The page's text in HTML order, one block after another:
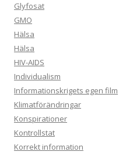
Glyfosat
GMO
Hälsa
Hälsa
HIV-AIDS
Individualism
Informationskrigets egen film
Klimatförändringar
Konspirationer
Kontrollstat
Korrekt information